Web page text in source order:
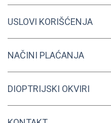
USLOVI KORIŠĆENJA
NAČINI PLAĆANJA
DIOPTRIJSKI OKVIRI